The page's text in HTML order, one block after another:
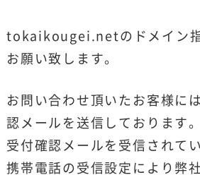
tokaikougei.netのドメイン指
お願い致します。
お問い合わせ頂いたお客様に
認メールを送信しております。
受付確認メールを受信されて
携帯電話の受信設定により弊